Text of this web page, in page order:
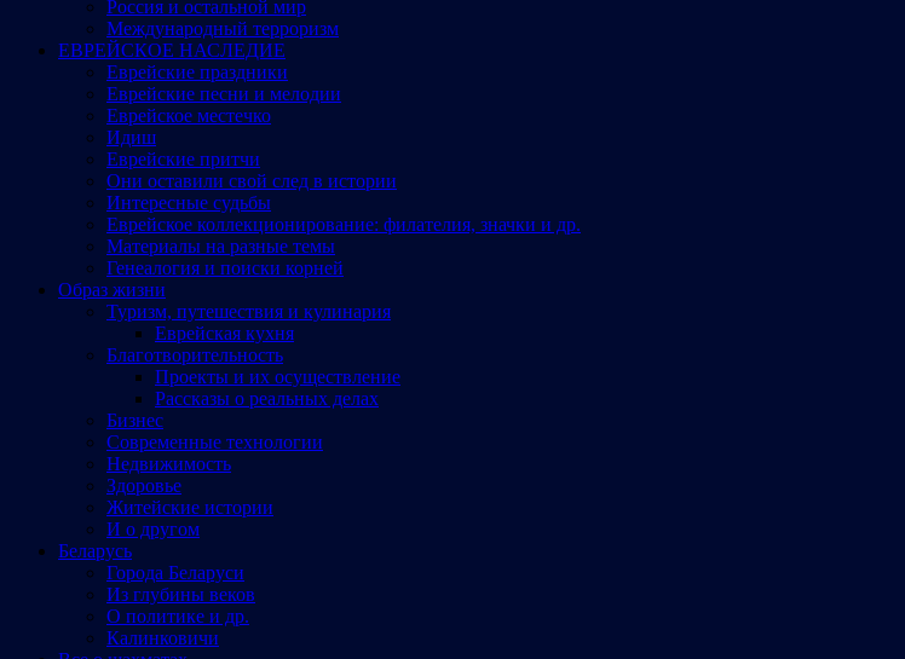
Россия и остальной мир
Международный терроризм
ЕВРЕЙСКОЕ НАСЛЕДИЕ
Еврейские праздники
Еврейские песни и мелодии
Еврейское местечко
Идиш
Еврейские притчи
Они оставили свой след в истории
Интересные судьбы
Еврейское коллекционирование: филателия, значки и др.
Материалы на разные темы
Генеалогия и поиски корней
Образ жизни
Туризм, путешествия и кулинария
Еврейская кухня
Благотворительность
Проекты и их осуществление
Рассказы о реальных делах
Бизнес
Современные технологии
Недвижимость
Здоровье
Житейские истории
И о другом
Беларусь
Города Беларуси
Из глубины веков
О политике и др.
Калинковичи